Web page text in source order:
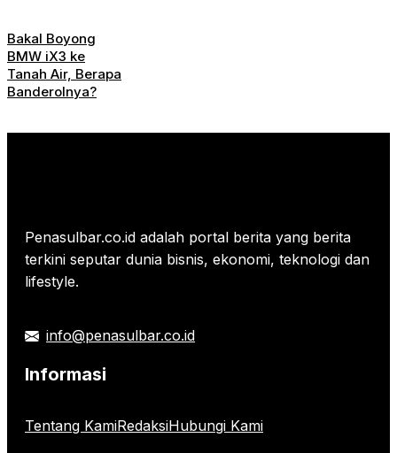
Bakal Boyong
BMW iX3 ke
Tanah Air, Berapa
Banderolnya?
Penasulbar.co.id adalah portal berita yang berita
terkini seputar dunia bisnis, ekonomi, teknologi dan
lifestyle.
info@penasulbar.co.id
Informasi
Tentang KamiRedaksiHubungi Kami